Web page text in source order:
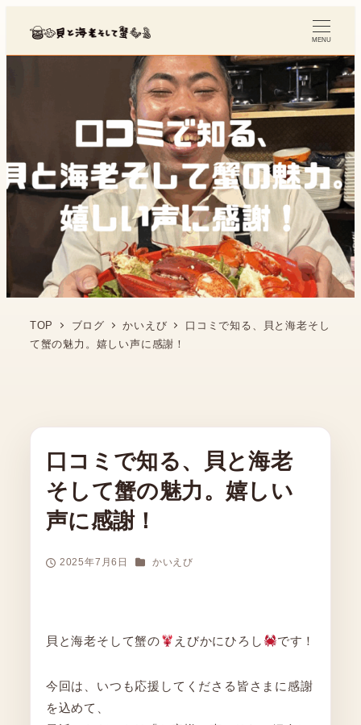
MENU
TOP ブログ かいえび
口コミで知る、貝と海老そし
て蟹の魅力。嬉しい声に感謝！
口コミで知る、貝と海老
そして蟹の魅力。嬉しい
声に感謝！
投稿日
2025年7月6日 カテゴリー
かいえび
貝と海老そして蟹の えびかにひろし です！
今回は、いつも応援してくださる皆さまに感謝
を込めて、